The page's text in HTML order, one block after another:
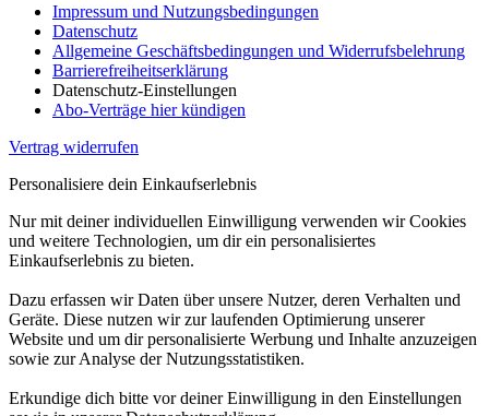
Impressum und Nutzungsbedingungen
Datenschutz
Allgemeine Geschäftsbedingungen und Widerrufsbelehrung
Barrierefreiheitserklärung
Datenschutz-Einstellungen
Abo-Verträge hier kündigen
Vertrag widerrufen
Personalisiere dein Einkaufserlebnis
Nur mit deiner individuellen Einwilligung verwenden wir Cookies
und weitere Technologien, um dir ein personalisiertes
Einkaufserlebnis zu bieten.
Dazu erfassen wir Daten über unsere Nutzer, deren Verhalten und
Geräte. Diese nutzen wir zur laufenden Optimierung unserer
Website und um dir personalisierte Werbung und Inhalte anzuzeigen
sowie zur Analyse der Nutzungsstatistiken.
Erkundige dich bitte vor deiner Einwilligung in den Einstellungen